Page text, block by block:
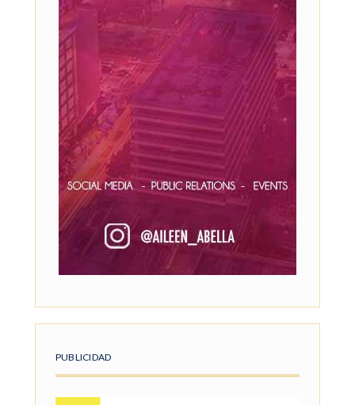
PUBLICIDAD